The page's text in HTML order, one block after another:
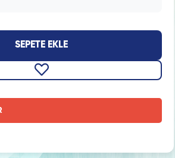
SEPETE EKLE